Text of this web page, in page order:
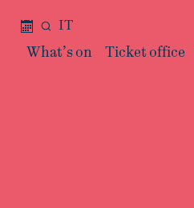
IT
What’s on Ticket office